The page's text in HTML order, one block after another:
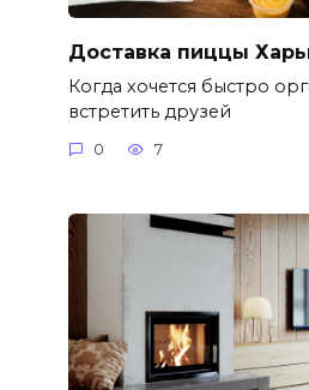
Доставка пиццы
Когда хочется быстро
встретить друзей
0 7